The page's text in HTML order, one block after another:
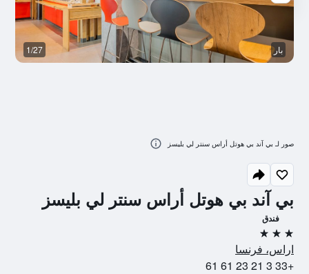
بي آند بي هوتل أراس سنتر لي بليسز
فندق
3 نجوم
اراس، فرنسا
+33 3 21 23 61 61
بار 1/27
صور لـ بي آند بي هوتل أراس سنتر لي بليسز